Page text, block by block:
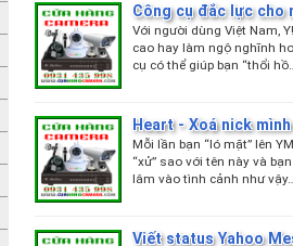
Công cụ đắc lực cho
Với người dùng Việt Nam,
cao hay làm ngộ nghĩnh
cụ có thể giúp bạn “thổi hồ…
Heart - Xoá nick
Mỗi lần bạn “ló mặt” lên
“xử” sao với tên này và
lâm vào tình cảnh như vậy…
Viết status Yahoo